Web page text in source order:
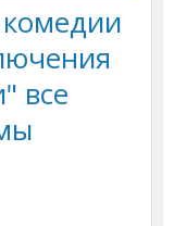
все